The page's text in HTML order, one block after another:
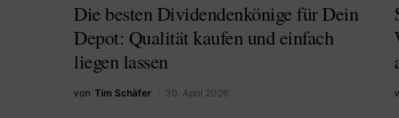
Die besten Dividendenkönige für Dein
Depot: Qualität kaufen und einfach
liegen lassen
von Tim Schäfer 30. April 2026